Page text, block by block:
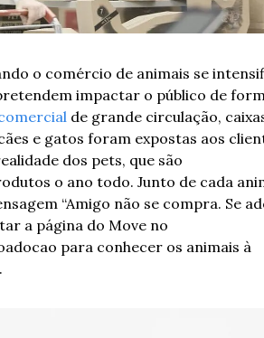
o comércio de animais se
impactar o público de
de grande circulação,
e gatos foram expostas aos
dos pets, que são
o ano todo. Junto de cada
“Amigo não se compra. Se
a página do Move no
para conhecer os animais à